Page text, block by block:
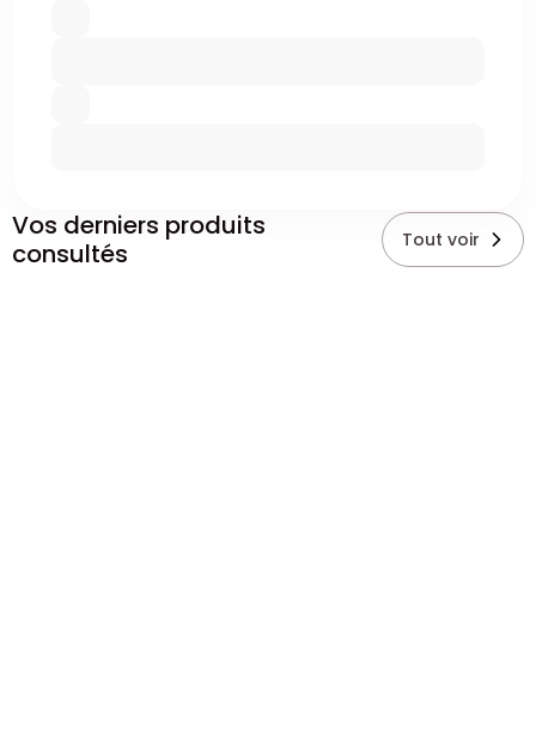
Vos derniers produits
consultés
Tout voir